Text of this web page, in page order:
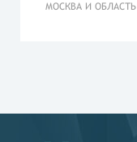
МОСКВА И ОБЛАСТЬ